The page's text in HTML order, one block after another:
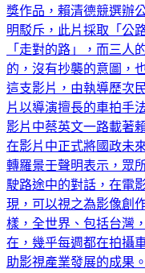
獎作品，賴清德競選辦
明駁斥，此片採取「公
「走對的路」，而三人
的，沒有抄襲的意圖，
這支影片，由執導歷次
片以導演擅長的車拍手
影片中蔡英文一路載著
在影片中正式將國政未
轉羅景壬聲明表示，眾
駛路途中的對話，在電
現，可以視之為影像創
樣，全世界、包括台灣
在，幾乎每週都在拍攝
助影視產業發展的成果